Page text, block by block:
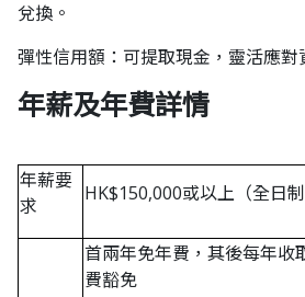
兌換。
彈性信用額：可提取現金，靈活應對
年薪及年費詳情
年薪要
求
HK$150,000或以上（全日
首兩年免年費，其後每年收
費豁免